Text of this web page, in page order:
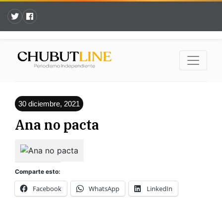
30 diciembre, 2021
Ana no pacta
Comparte esto:
Facebook WhatsApp LinkedIn